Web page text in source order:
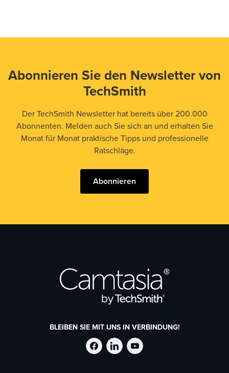
Abonnieren Sie den Newsletter von
TechSmith
Der TechSmith Newsletter hat bereits über 200.000
Abonnenten. Melden auch Sie sich an und erhalten Sie
Monat für Monat praktische Tipps und professionelle
Ratschläge.
Abonnieren
BLEIBEN SIE MIT UNS IN VERBINDUNG!
TechSmith
TechSmith
TechSmith